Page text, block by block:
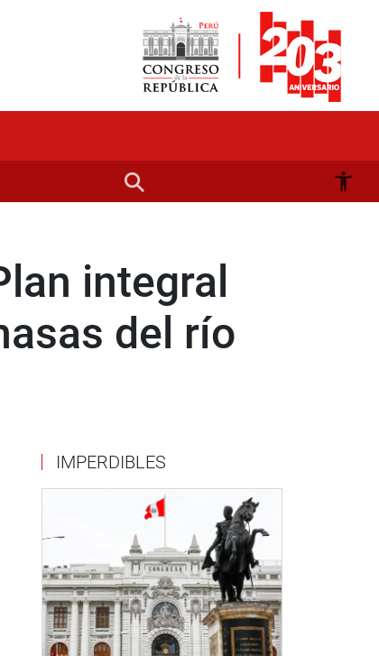
integral
del río
IMPERDIBLES